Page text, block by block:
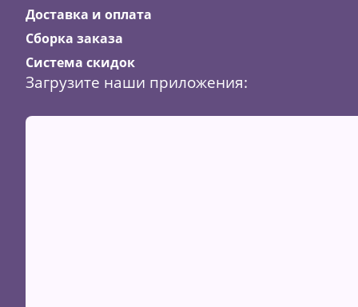
Доставка и оплата
Сборка заказа
Система скидок
Загрузите наши приложения: